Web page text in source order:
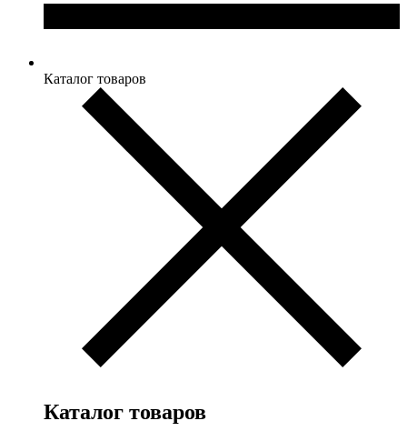
Каталог товаров
Каталог товаров